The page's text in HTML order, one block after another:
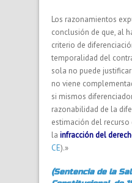
Los razonamientos
conclusión de que, al
criterio de
temporalidad del
sola no puede
no viene
si mismos
razonabilidad de la
estimación del
la infracción del
CE).»
(Sentencia de la